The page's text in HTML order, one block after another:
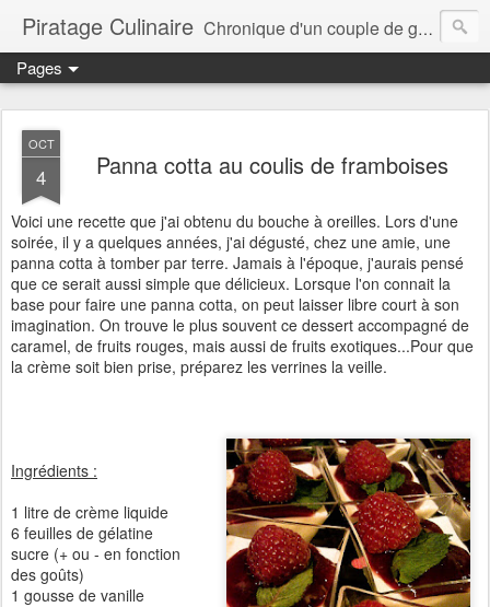
Piratage Culinaire Chronique d'un couple de gourmands
Pages
OCT
4 Panna cotta au coulis de framboises
Voici une recette que j'ai obtenu du bouche à oreilles. Lors d'une
soirée, il y a quelques années, j'ai dégusté, chez une amie, une
panna cotta à tomber par terre. Jamais à l'époque, j'aurais pensé
que ce serait aussi simple que délicieux. Lorsque l'on connait la
base pour faire une panna cotta, on peut laisser libre court à son
imagination. On trouve le plus souvent ce dessert accompagné de
caramel, de fruits rouges, mais aussi de fruits exotiques...Pour que
la crème soit bien prise, préparez les verrines la veille.
Ingrédients :
1 litre de crème liquide
6 feuilles de gélatine
sucre (+ ou - en fonction
des goûts)
1 gousse de vanille